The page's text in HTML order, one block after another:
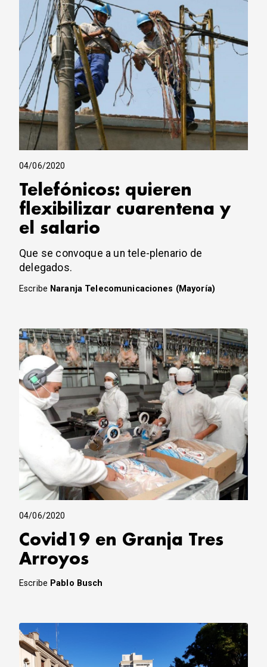
04/06/2020
Telefónicos: quieren
flexibilizar cuarentena y
el salario
Que se convoque a un tele-plenario de
delegados.
Escribe Naranja Telecomunicaciones (Mayoría)
04/06/2020
Covid19 en Granja Tres
Arroyos
Escribe Pablo Busch